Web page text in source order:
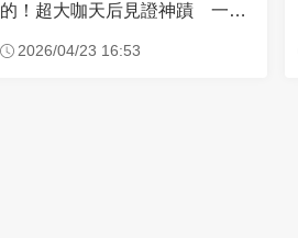
的！超大咖天后見證神蹟 一靠
2026/04/23 16:53